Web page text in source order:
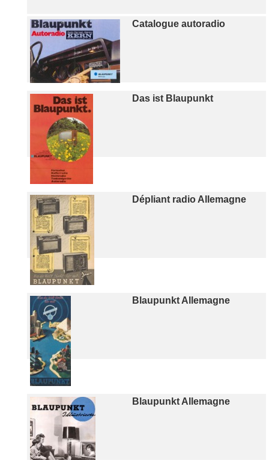
Catalogue autoradio
Das ist Blaupunkt
Dépliant radio Allemagne
Blaupunkt Allemagne
Blaupunkt Allemagne